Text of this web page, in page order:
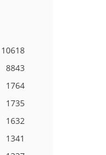
10618
8843
1764
1735
1632
1341